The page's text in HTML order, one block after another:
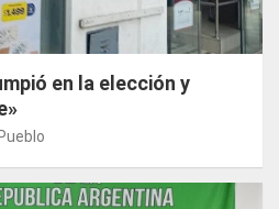
en la elección y